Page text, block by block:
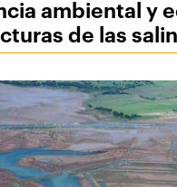
ambiental y
de las